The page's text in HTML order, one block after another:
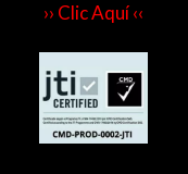
›› Clic Aquí ‹‹